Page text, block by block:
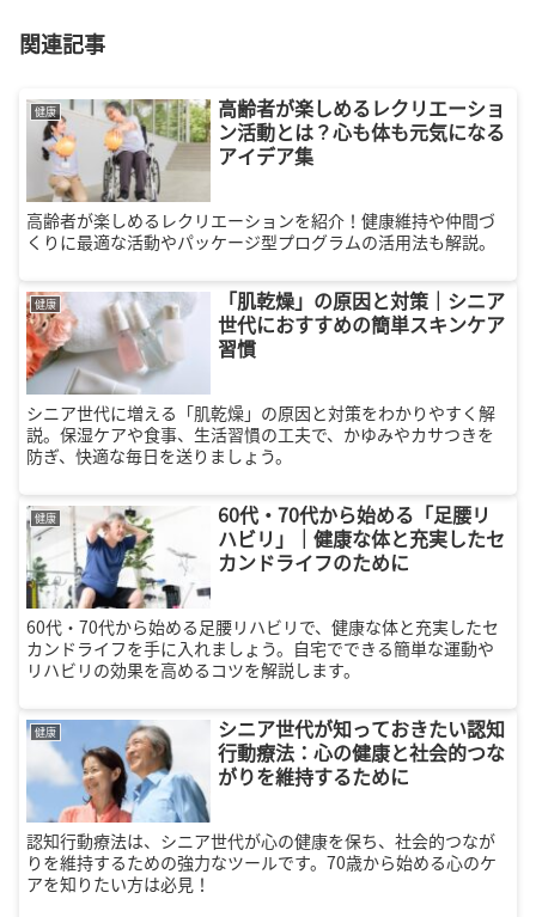
関連記事
健康
高齢者が楽しめるレクリエーショ
ン活動とは？心も体も元気になる
アイデア集
高齢者が楽しめるレクリエーションを紹介！健康維持や仲間づ
くりに最適な活動やパッケージ型プログラムの活用法も解説。
健康
「肌乾燥」の原因と対策｜シニア
世代におすすめの簡単スキンケア
習慣
シニア世代に増える「肌乾燥」の原因と対策をわかりやすく解
説。保湿ケアや食事、生活習慣の工夫で、かゆみやカサつきを
防ぎ、快適な毎日を送りましょう。
健康
60代・70代から始める「足腰リ
ハビリ」｜健康な体と充実したセ
カンドライフのために
60代・70代から始める足腰リハビリで、健康な体と充実したセ
カンドライフを手に入れましょう。自宅でできる簡単な運動や
リハビリの効果を高めるコツを解説します。
健康
シニア世代が知っておきたい認知
行動療法：心の健康と社会的つな
がりを維持するために
認知行動療法は、シニア世代が心の健康を保ち、社会的つなが
りを維持するための強力なツールです。70歳から始める心のケ
アを知りたい方は必見！